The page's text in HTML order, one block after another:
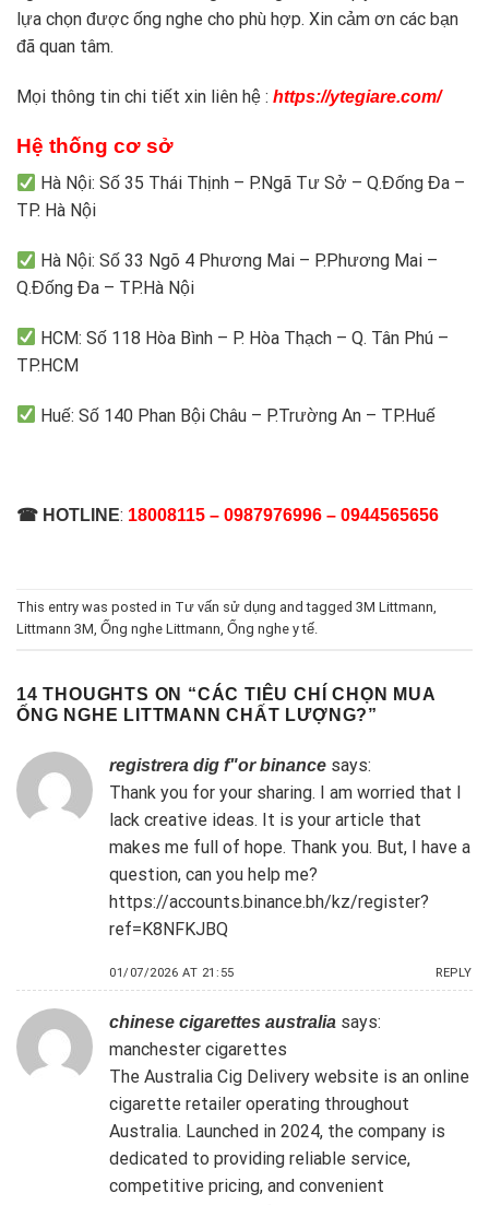
lựa chọn được ống nghe cho phù hợp. Xin cảm ơn các bạn
đã quan tâm.
Mọi thông tin chi tiết xin liên hệ : https://ytegiare.com/
Hệ thống cơ sở
Hà Nội: Số 35 Thái Thịnh – P.Ngã Tư Sở – Q.Đống Đa –
TP. Hà Nội
Hà Nội: Số 33 Ngõ 4 Phương Mai – P.Phương Mai –
Q.Đống Đa – TP.Hà Nội
HCM: Số 118 Hòa Bình – P. Hòa Thạch – Q. Tân Phú –
TP.HCM
Huế: Số 140 Phan Bội Châu – P.Trường An – TP.Huế
☎ HOTLINE: 18008115 – 0987976996 – 0944565656
This entry was posted in Tư vấn sử dụng and tagged 3M Littmann,
Littmann 3M, Ống nghe Littmann, Ống nghe y tế.
14 THOUGHTS ON “CÁC TIÊU CHÍ CHỌN MUA
ỐNG NGHE LITTMANN CHẤT LƯỢNG?”
registrera dig f"or binance says:
Thank you for your sharing. I am worried that I
lack creative ideas. It is your article that
makes me full of hope. Thank you. But, I have a
question, can you help me?
https://accounts.binance.bh/kz/register?
ref=K8NFKJBQ
01/07/2026 AT 21:55 REPLY
chinese cigarettes australia says:
manchester cigarettes
The Australia Cig Delivery website is an online
cigarette retailer operating throughout
Australia. Launched in 2024, the company is
dedicated to providing reliable service,
competitive pricing, and convenient